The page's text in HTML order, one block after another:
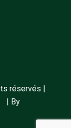
réservés |
| By